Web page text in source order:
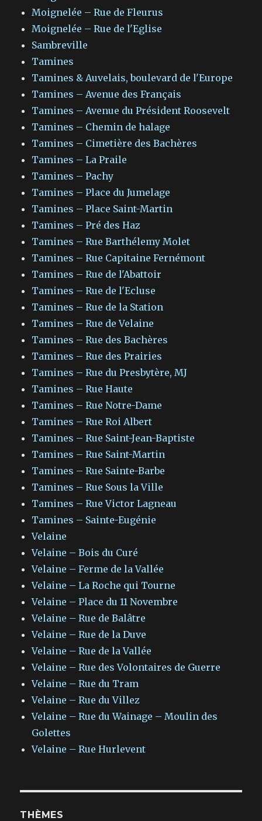
Moignelée – Rue de Fleurus
Moignelée – Rue de l'Eglise
Sambreville
Tamines
Tamines & Auvelais, boulevard de l'Europe
Tamines – Avenue des Français
Tamines – Avenue du Président Roosevelt
Tamines – Chemin de halage
Tamines – Cimetière des Bachères
Tamines – La Praile
Tamines – Pachy
Tamines – Place du Jumelage
Tamines – Place Saint-Martin
Tamines – Pré des Haz
Tamines – Rue Barthélemy Molet
Tamines – Rue Capitaine Fernémont
Tamines – Rue de l'Abattoir
Tamines – Rue de l'Ecluse
Tamines – Rue de la Station
Tamines – Rue de Velaine
Tamines – Rue des Bachères
Tamines – Rue des Prairies
Tamines – Rue du Presbytère, MJ
Tamines – Rue Haute
Tamines – Rue Notre-Dame
Tamines – Rue Roi Albert
Tamines – Rue Saint-Jean-Baptiste
Tamines – Rue Saint-Martin
Tamines – Rue Sainte-Barbe
Tamines – Rue Sous la Ville
Tamines – Rue Victor Lagneau
Tamines – Sainte-Eugénie
Velaine
Velaine – Bois du Curé
Velaine – Ferme de la Vallée
Velaine – La Roche qui Tourne
Velaine – Place du 11 Novembre
Velaine – Rue de Balâtre
Velaine – Rue de la Duve
Velaine – Rue de la Vallée
Velaine – Rue des Volontaires de Guerre
Velaine – Rue du Tram
Velaine – Rue du Villez
Velaine – Rue du Wainage – Moulin des
Golettes
Velaine – Rue Hurlevent
THÈMES